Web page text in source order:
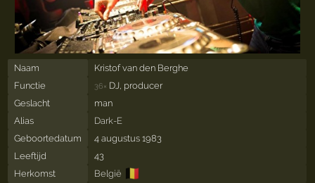
Naam
Kristof van den Berghe
Functie
36× DJ, producer
Geslacht
man
Alias
Dark-E
Geboortedatum
4 augustus 1983
Leeftijd
43
Herkomst
België 🇧🇪